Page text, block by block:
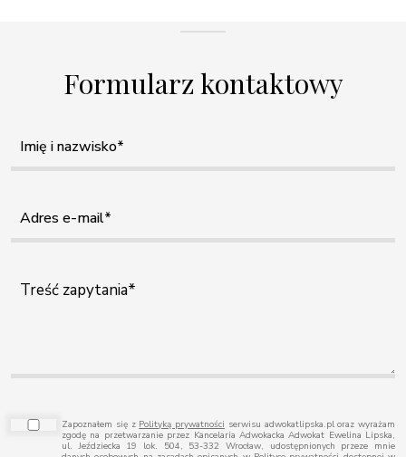
Formularz kontaktowy
Zapoznałem się z Polityką prywatności serwisu adwokatlipska.pl oraz wyrażam
zgodę na przetwarzanie przez Kancelaria Adwokacka Adwokat Ewelina Lipska,
ul. Jeździecka 19 lok. 504, 53-332 Wrocław, udostępnionych przeze mnie